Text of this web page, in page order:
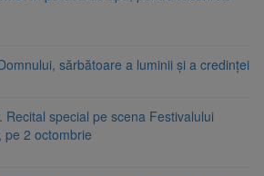
sărbătoare a luminii și a credinței
special pe scena Festivalului
pe 2 octombrie